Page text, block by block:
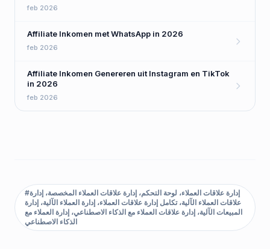
feb 2026
Affiliate Inkomen met WhatsApp in 2026
feb 2026
Affiliate Inkomen Genereren uit Instagram en TikTok
in 2026
feb 2026
#إدارة علاقات العملاء، لوحة التحكم، إدارة علاقات العملاء المخصصة، إدارة
علاقات العملاء الآلية، تكامل إدارة علاقات العملاء، إدارة العملاء الآلية، إدارة
المبيعات الآلية، إدارة علاقات العملاء مع الذكاء الاصطناعي، إدارة العملاء مع
الذكاء الاصطناعي